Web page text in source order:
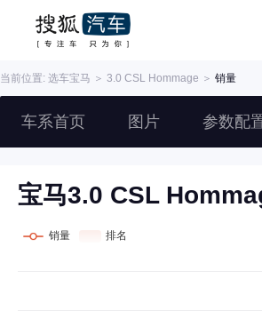
当前位置: 选车宝马 ＞ 3.0 CSL Hommage ＞ 销量
车系首页 图片 参数配
宝马3.0 CSL